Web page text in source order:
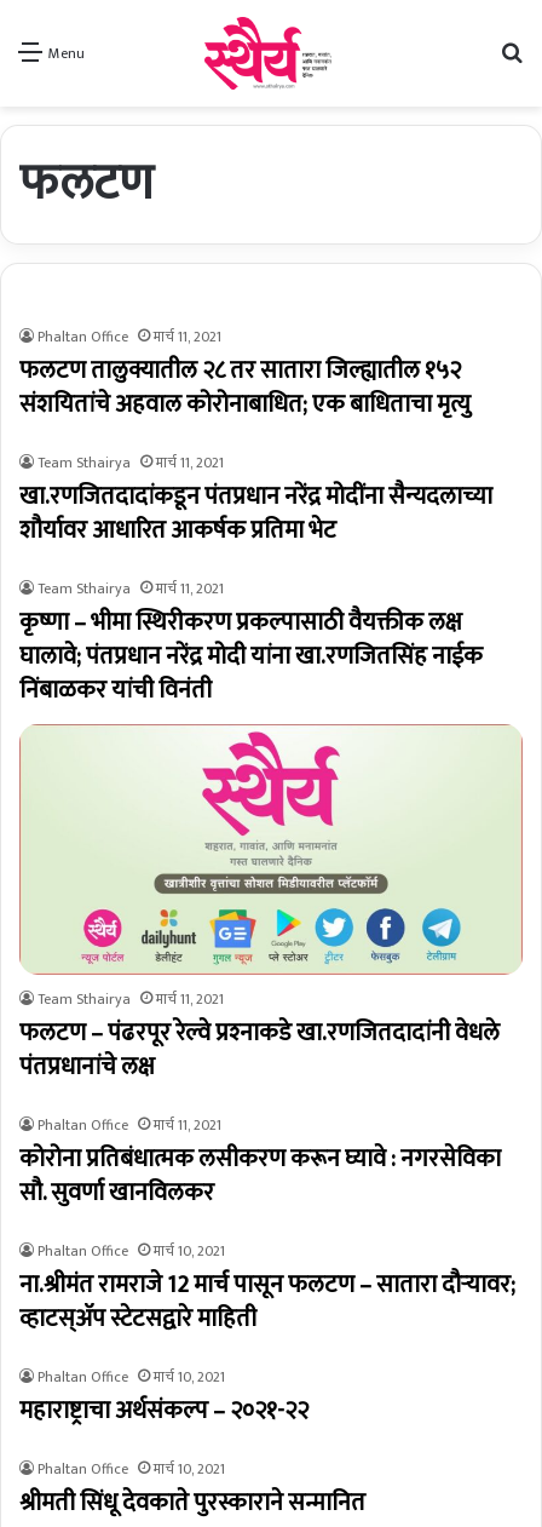
Menu
फलटण
Phaltan Office मार्च 11, 2021
फलटण तालुक्यातील २८ तर सातारा जिल्ह्यातील १५२
संशयितांचे अहवाल कोरोनाबाधित; एक बाधिताचा मृत्यु
Team Sthairya मार्च 11, 2021
खा.रणजितदादांकडून पंतप्रधान नरेंद्र मोदींना सैन्यदलाच्या
शौर्यावर आधारित आकर्षक प्रतिमा भेट
Team Sthairya मार्च 11, 2021
कृष्णा – भीमा स्थिरीकरण प्रकल्पासाठी वैयक्तीक लक्ष
घालावे; पंतप्रधान नरेंद्र मोदी यांना खा.रणजितसिंह नाईक
निंबाळकर यांची विनंती
Team Sthairya मार्च 11, 2021
फलटण – पंढरपूर रेल्वे प्रश्‍नाकडे खा.रणजितदादांनी वेधले
पंतप्रधानांचे लक्ष
Phaltan Office मार्च 11, 2021
कोरोना प्रतिबंधात्मक लसीकरण करून घ्यावे : नगरसेविका
सौ. सुवर्णा खानविलकर
Phaltan Office मार्च 10, 2021
ना.श्रीमंत रामराजे 12 मार्च पासून फलटण – सातारा दौर्‍यावर;
व्हाटस्अ‍ॅप स्टेटसद्वारे माहिती
Phaltan Office मार्च 10, 2021
महाराष्ट्राचा अर्थसंकल्प – २०२१-२२
Phaltan Office मार्च 10, 2021
श्रीमती सिंधू देवकाते पुरस्काराने सन्मानित